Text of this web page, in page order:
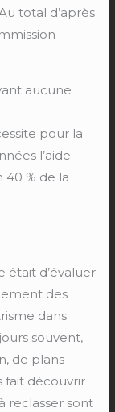
total d’après
aucune
pour la
l’aide
40 % de la
était d’évaluer
des
dans
souvent,
de plans
fait découvrir
reclasser sont